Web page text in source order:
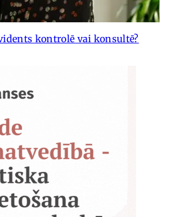
kontrolē vai konsultē?